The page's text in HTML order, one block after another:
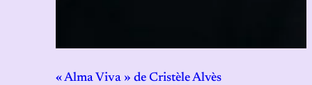
« Alma Viva » de Cristèle Alvès